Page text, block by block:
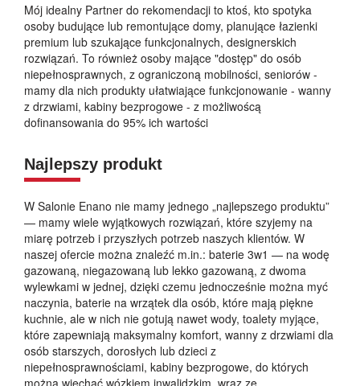
Mój idealny Partner do rekomendacji to ktoś, kto spotyka
osoby budujące lub remontujące domy, planujące łazienki
premium lub szukające funkcjonalnych, designerskich
rozwiązań. To również osoby mające "dostęp" do osób
niepełnosprawnych, z ograniczoną mobilności, seniorów -
mamy dla nich produkty ułatwiające funkcjonowanie - wanny
z drzwiami, kabiny bezprogowe - z możliwoścą
dofinansowania do 95% ich wartości
Najlepszy produkt
W Salonie Enano nie mamy jednego „najlepszego produktu”
— mamy wiele wyjątkowych rozwiązań, które szyjemy na
miarę potrzeb i przyszłych potrzeb naszych klientów. W
naszej ofercie można znaleźć m.in.: baterie 3w1 — na wodę
gazowaną, niegazowaną lub lekko gazowaną, z dwoma
wylewkami w jednej, dzięki czemu jednocześnie można myć
naczynia, baterie na wrzątek dla osób, które mają piękne
kuchnie, ale w nich nie gotują nawet wody, toalety myjące,
które zapewniają maksymalny komfort, wanny z drzwiami dla
osób starszych, dorosłych lub dzieci z
niepełnosprawnościami, kabiny bezprogowe, do których
można wjechać wózkiem inwalidzkim, wraz ze